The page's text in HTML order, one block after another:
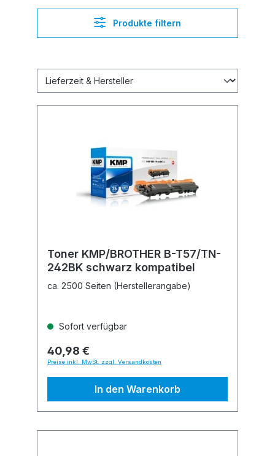
Produkte filtern
Toner KMP/BROTHER B-T57/TN-
242BK schwarz kompatibel
ca. 2500 Seiten (Herstellerangabe)
Sofort verfügbar
40,98 €
Preise inkl. MwSt. zzgl. Versandkosten
In den Warenkorb